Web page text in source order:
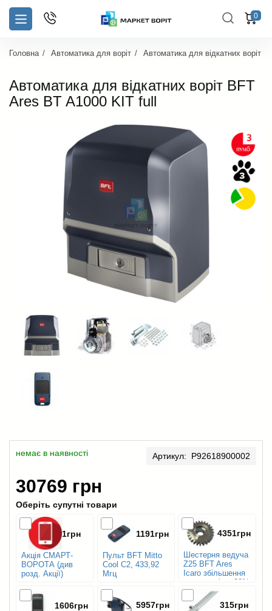
0
Головна Автоматика для воріт Автоматика для відкатних воріт
Автоматика для відкатних воріт BFT
Ares BT A1000 KIT full
немає в наявності Артикул: P92618900002
30769 грн
Оберіть супутні товари
Акція СМАРТ-
ВОРОТА (див
розд. Акції)
1грн
Пульт BFT Mitto
Cool C2, 433,92
Мгц
1191грн
Шестерня ведуча
Z25 BFT Ares
Icaro збільшення
швидкості на 33%
4351грн
1606грн 5957грн 315грн